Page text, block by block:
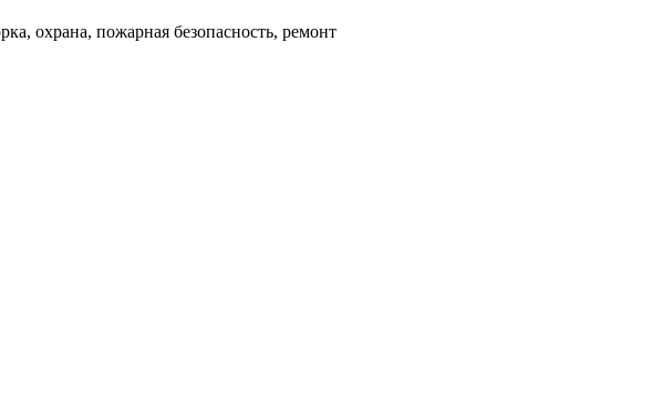
охрана, пожарная безопасность, ремонт